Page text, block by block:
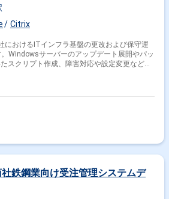
Citrix
Windowsサーバーのアップデート展開やパッ
スクリプト作成、障害対応や設定変更など、
鉄鋼業向け受注管理システムデ